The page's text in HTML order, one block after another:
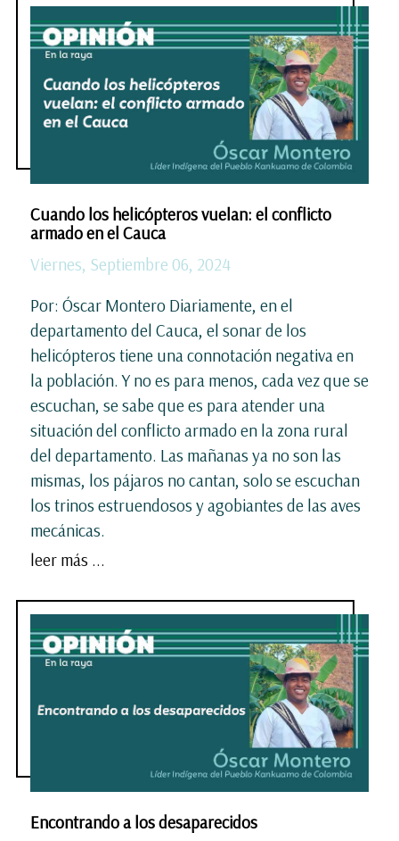
Cuando los helicópteros vuelan: el conflicto
armado en el Cauca
Viernes, Septiembre 06, 2024
Por: Óscar Montero Diariamente, en el
departamento del Cauca, el sonar de los
helicópteros tiene una connotación negativa en
la población. Y no es para menos, cada vez que se
escuchan, se sabe que es para atender una
situación del conflicto armado en la zona rural
del departamento. Las mañanas ya no son las
mismas, los pájaros no cantan, solo se escuchan
los trinos estruendosos y agobiantes de las aves
mecánicas.
leer más ...
Encontrando a los desaparecidos